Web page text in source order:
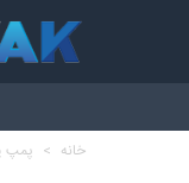
خانه > پمپ